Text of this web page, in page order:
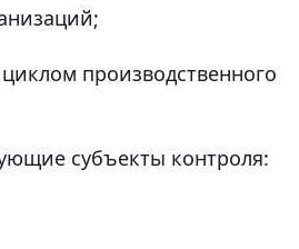
производственного
субъекты контроля: